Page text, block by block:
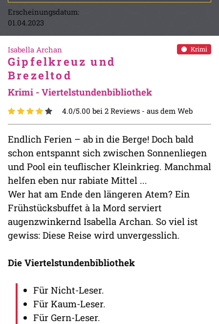
Erscheinungsdatum:
01.04.2023
Krimi
Isabella Archan
Gipfelkreuz und
Brezeltod
Krimi - Viertelstundenbibliothek
4.0/5.00 bei 2 Reviews - aus dem Web
Endlich Ferien – ab in die Berge! Doch bald
schon entspannt sich zwischen Sonnenliegen
und Pool ein teuflischer Kleinkrieg. Manchmal
helfen eben nur rabiate Mittel ...
Wer hat am Ende den längeren Atem? Ein
Frühstücksbuffet à la Mord serviert
augenzwinkernd Isabella Archan. So viel ist
gewiss: Diese Reise wird unvergesslich.
Die Viertelstundenbibliothek
Für Nicht-Leser.
Für Kaum-Leser.
Für Gern-Leser.